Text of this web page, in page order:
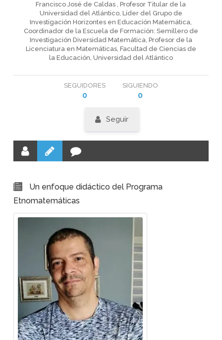
Francisco José de Caldas , Profesor Titular de la
Universidad del Atlántico, Líder del Grupo de
Investigación Horizontes en Educación Matemática,
Coordinador de la Escuela de Formación: Semillero de
Investigación Diversidad Matemática, Profesor de la
Licenciatura en Matemáticas, Facultad de Ciencias de
la Educación, Universidad del Atlántico
SEGUIDORES
0
SIGUIENDO
0
Seguir
Un enfoque didáctico del Programa
Etnomatemáticas